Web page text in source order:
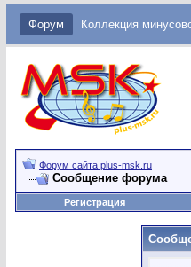
Форум Коллекция
Форум сайта plus-msk.ru
Сообщение форума
Регистрация